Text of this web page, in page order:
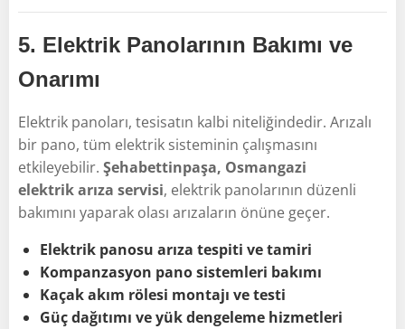
5. Elektrik Panolarının Bakımı ve
Onarımı
Elektrik panoları, tesisatın kalbi niteliğindedir. Arızalı
bir pano, tüm elektrik sisteminin çalışmasını
etkileyebilir. Şehabettinpaşa, Osmangazi
elektrik arıza servisi, elektrik panolarının düzenli
bakımını yaparak olası arızaların önüne geçer.
Elektrik panosu arıza tespiti ve tamiri
Kompanzasyon pano sistemleri bakımı
Kaçak akım rölesi montajı ve testi
Güç dağıtımı ve yük dengeleme hizmetleri